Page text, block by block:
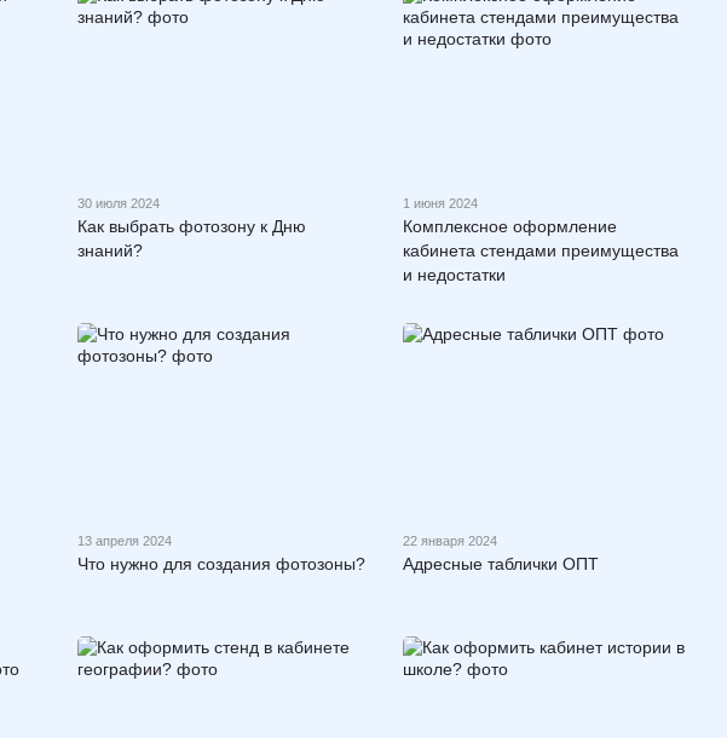
30 июля 2024
Как выбрать фотозону к Дню
знаний?
1 июня 2024
Комплексное оформление
кабинета стендами преимущества
и недостатки
13 апреля 2024
Что нужно для создания фотозоны?
22 января 2024
Адресные таблички ОПТ